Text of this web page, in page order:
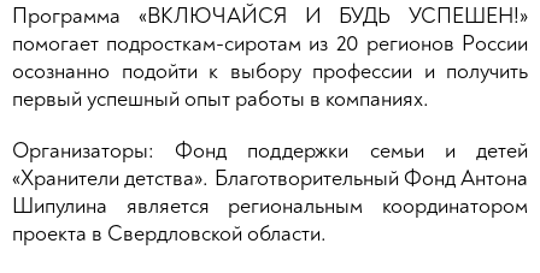
Программа «ВКЛЮЧАЙСЯ И БУДЬ УСПЕШЕН!»
помогает подросткам-сиротам из 20 регионов России
осознанно подойти к выбору профессии и получить
первый успешный опыт работы в компаниях.
Организаторы: Фонд поддержки семьи и детей
«Хранители детства». Благотворительный Фонд Антона
Шипулина является региональным координатором
проекта в Свердловской области.